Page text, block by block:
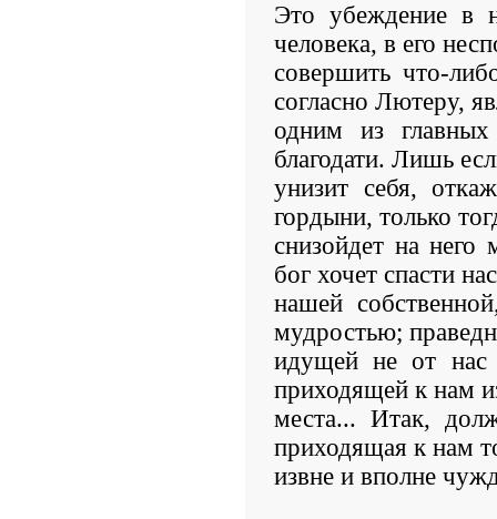
Это убеждение в
человека, в его
совершить что-
согласно Лютеру,
одним из главных
благодати. Лишь
унизит себя,
гордыни, только
снизойдет на него
бог хочет спасти
нашей
мудростью;
идущей не от
приходящей к нам
места... Итак,
приходящая к нам
извне и вполне